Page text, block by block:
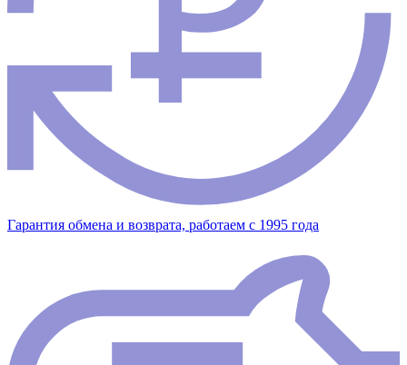
Гарантия обмена и возврата, работаем с 1995 года